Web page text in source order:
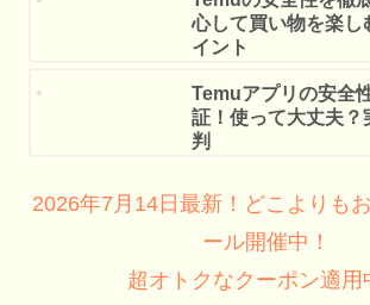
心して買い物を楽し
イント
Temuアプリの安全
証！使って大丈夫？
判
2026年7月14日最新！どこよりも
ール開催中！
超オトクなクーポン適用